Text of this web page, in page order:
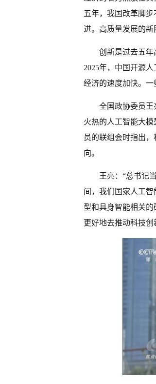
五年，我国改革脚
进。高质量发展的新
创新是过去五年
2025年，中国开源
经济的速度加快。一
全国政协委员
火热的人工智能大
员的联组会时指出
向。
王亮：“总书记
间，我们国家人工
型和具身智能相关的
更好地去推动科技